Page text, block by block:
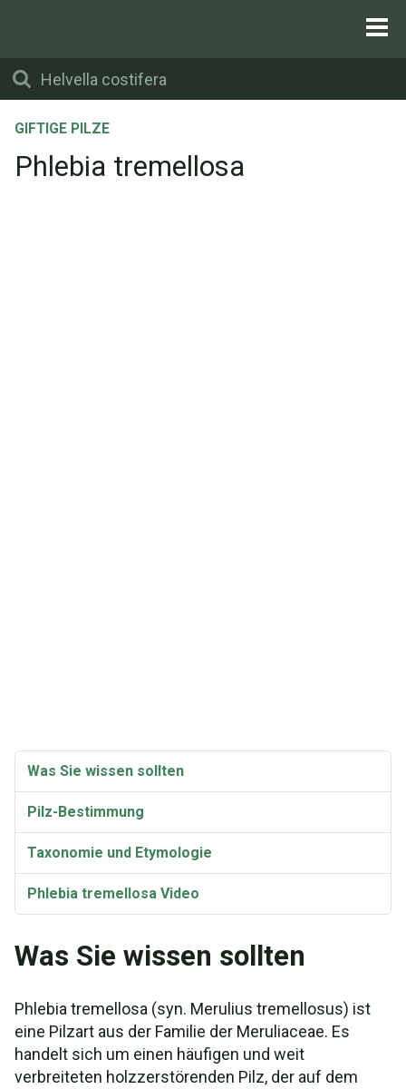
GIFTIGE PILZE
Phlebia tremellosa
Was Sie wissen sollten
Pilz-Bestimmung
Taxonomie und Etymologie
Phlebia tremellosa Video
Was Sie wissen sollten
Phlebia tremellosa (syn. Merulius tremellosus) ist
eine Pilzart aus der Familie der Meruliaceae. Es
handelt sich um einen häufigen und weit
verbreiteten holzzerstörenden Pilz, der auf dem